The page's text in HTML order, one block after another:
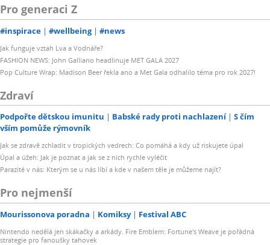
Pro generaci Z
#inspirace #wellbeing #news
Jak funguje vztah Lva a Vodnáře?
FASHION NEWS: John Galliano headlinuje MET GALA 2027
Pop Culture Wrap: Madison Beer řekla ano a Met Gala odhalilo téma pro rok 2027!
Zdraví
Podpořte dětskou imunitu Babské rady proti nachlazení
S čím
vším pomůže rýmovník
Jak se zdravě zchladit v tropických vedrech: Co pomáhá a kdy už riskujete úpal
Úpal a úžeh: Jak je poznat a jak se z nich rychle vyléčit
Parazité v nás: Kterým se u nás líbí a kde v našem těle je můžeme najít?
Pro nejmenší
Mourissonova poradna Komiksy Festival ABC
Nintendo nedělá jen skákačky a arkády. Fire Emblem: Fortune's Weave je pořádná
strategie pro fanoušky tahovek